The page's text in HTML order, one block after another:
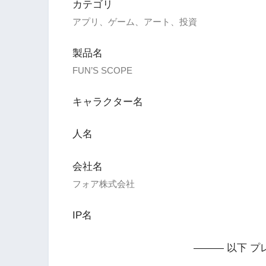
カテゴリ
アプリ、ゲーム、アート、投資
製品名
FUN’S SCOPE
キャラクター名
人名
会社名
フォア株式会社
IP名
——— 以下 プ